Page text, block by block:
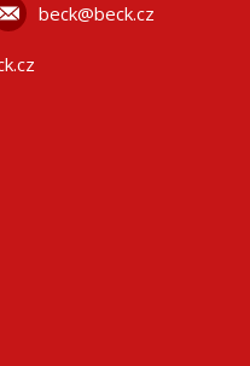
beck@beck.cz